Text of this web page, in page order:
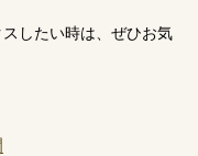
したい時は、ぜひお気